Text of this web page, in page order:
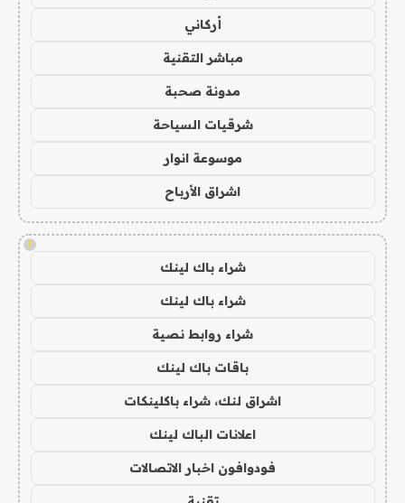
أركاني
مباشر التقنية
مدونة صحبة
شرقيات السياحة
موسوعة انوار
اشراق الأرباح
!
شراء باك لينك
شراء باك لينك
شراء روابط نصية
باقات باك لينك
اشراق لنك، شراء باكلينكات
اعلانات الباك لينك
فودوافون اخبار الاتصالات